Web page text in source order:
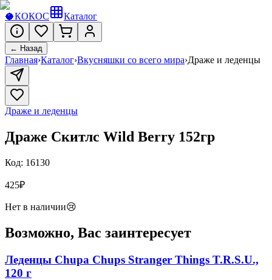
🥥КОКОС Каталог
← Назад
Главная›Каталог›Вкусняшки со всего мира›Драже и леденцы
Драже и леденцы
Драже Скитлс Wild Berry 152гр
Код: 16130
425₽
Нет в наличии😢
Возможно, Вас заинтересует
Леденцы Chupa Chups Stranger Things T.R.S.U.,
120 г